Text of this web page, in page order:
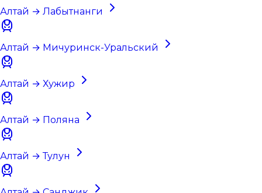
Алтай → Лабытнанги
Алтай → Мичуринск-Уральский
Алтай → Хужир
Алтай → Поляна
Алтай → Тулун